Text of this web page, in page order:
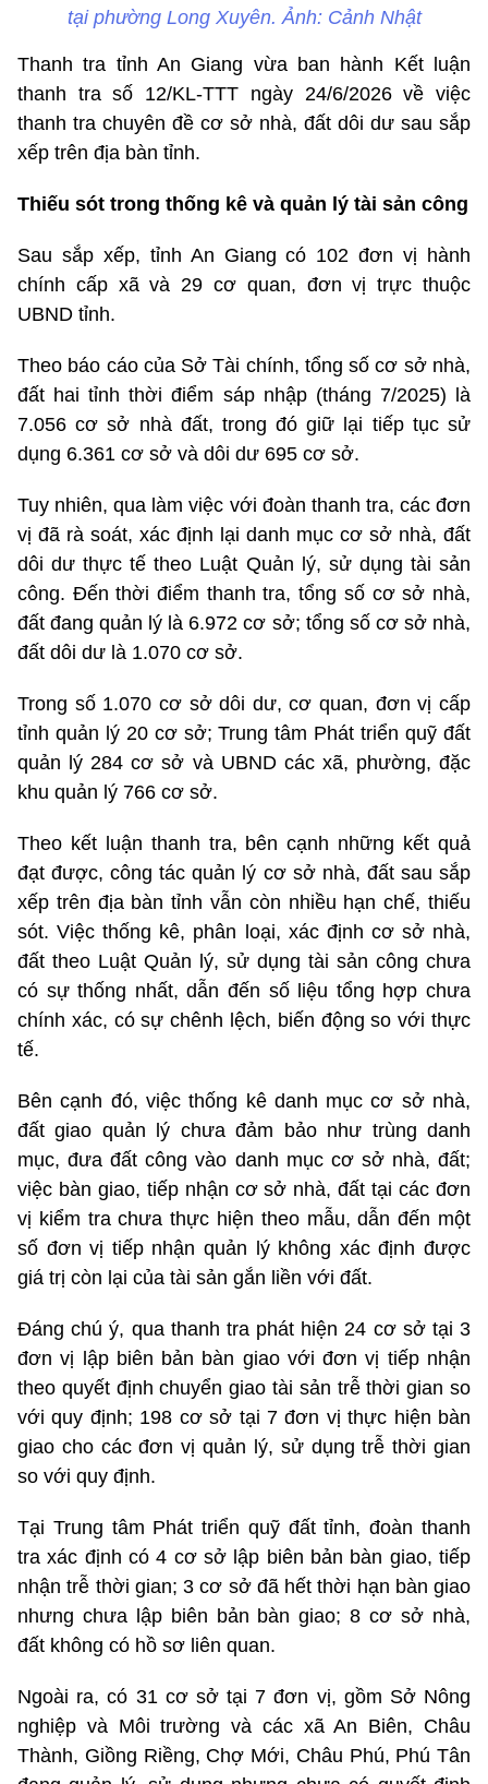
tại phường Long Xuyên. Ảnh: Cảnh Nhật
Thanh tra tỉnh An Giang vừa ban hành Kết luận
thanh tra số 12/KL-TTT ngày 24/6/2026 về việc
thanh tra chuyên đề cơ sở nhà, đất dôi dư sau sắp
xếp trên địa bàn tỉnh.
Thiếu sót trong thống kê và quản lý tài sản công
Sau sắp xếp, tỉnh An Giang có 102 đơn vị hành
chính cấp xã và 29 cơ quan, đơn vị trực thuộc
UBND tỉnh.
Theo báo cáo của Sở Tài chính, tổng số cơ sở nhà,
đất hai tỉnh thời điểm sáp nhập (tháng 7/2025) là
7.056 cơ sở nhà đất, trong đó giữ lại tiếp tục sử
dụng 6.361 cơ sở và dôi dư 695 cơ sở.
Tuy nhiên, qua làm việc với đoàn thanh tra, các đơn
vị đã rà soát, xác định lại danh mục cơ sở nhà, đất
dôi dư thực tế theo Luật Quản lý, sử dụng tài sản
công. Đến thời điểm thanh tra, tổng số cơ sở nhà,
đất đang quản lý là 6.972 cơ sở; tổng số cơ sở nhà,
đất dôi dư là 1.070 cơ sở.
Trong số 1.070 cơ sở dôi dư, cơ quan, đơn vị cấp
tỉnh quản lý 20 cơ sở; Trung tâm Phát triển quỹ đất
quản lý 284 cơ sở và UBND các xã, phường, đặc
khu quản lý 766 cơ sở.
Theo kết luận thanh tra, bên cạnh những kết quả
đạt được, công tác quản lý cơ sở nhà, đất sau sắp
xếp trên địa bàn tỉnh vẫn còn nhiều hạn chế, thiếu
sót. Việc thống kê, phân loại, xác định cơ sở nhà,
đất theo Luật Quản lý, sử dụng tài sản công chưa
có sự thống nhất, dẫn đến số liệu tổng hợp chưa
chính xác, có sự chênh lệch, biến động so với thực
tế.
Bên cạnh đó, việc thống kê danh mục cơ sở nhà,
đất giao quản lý chưa đảm bảo như trùng danh
mục, đưa đất công vào danh mục cơ sở nhà, đất;
việc bàn giao, tiếp nhận cơ sở nhà, đất tại các đơn
vị kiểm tra chưa thực hiện theo mẫu, dẫn đến một
số đơn vị tiếp nhận quản lý không xác định được
giá trị còn lại của tài sản gắn liền với đất.
Đáng chú ý, qua thanh tra phát hiện 24 cơ sở tại 3
đơn vị lập biên bản bàn giao với đơn vị tiếp nhận
theo quyết định chuyển giao tài sản trễ thời gian so
với quy định; 198 cơ sở tại 7 đơn vị thực hiện bàn
giao cho các đơn vị quản lý, sử dụng trễ thời gian
so với quy định.
Tại Trung tâm Phát triển quỹ đất tỉnh, đoàn thanh
tra xác định có 4 cơ sở lập biên bản bàn giao, tiếp
nhận trễ thời gian; 3 cơ sở đã hết thời hạn bàn giao
nhưng chưa lập biên bản bàn giao; 8 cơ sở nhà,
đất không có hồ sơ liên quan.
Ngoài ra, có 31 cơ sở tại 7 đơn vị, gồm Sở Nông
nghiệp và Môi trường và các xã An Biên, Châu
Thành, Giồng Riềng, Chợ Mới, Châu Phú, Phú Tân